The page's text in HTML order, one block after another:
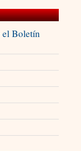
el Boletín